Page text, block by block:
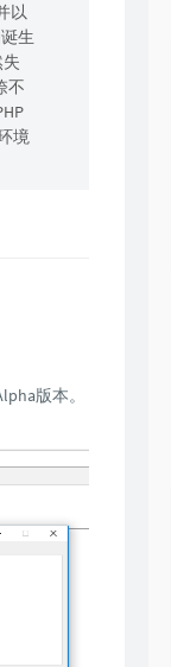
以
生
不
境
版本。